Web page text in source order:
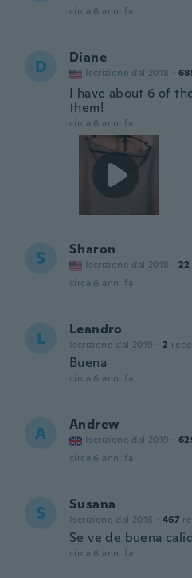
circa 6 anni fa
D Diane
Iscrizione dal 2018 ·
I have about 6 of
them!
circa 6 anni fa
S Sharon
Iscrizione dal 2018 · 22
circa 6 anni fa
L Leandro
Iscrizione dal 2019 · 2
Buena
circa 6 anni fa
A Andrew
Iscrizione dal 2019 ·
circa 6 anni fa
S Susana
Iscrizione dal 2016 · 467
Se ve de buena
circa 6 anni fa